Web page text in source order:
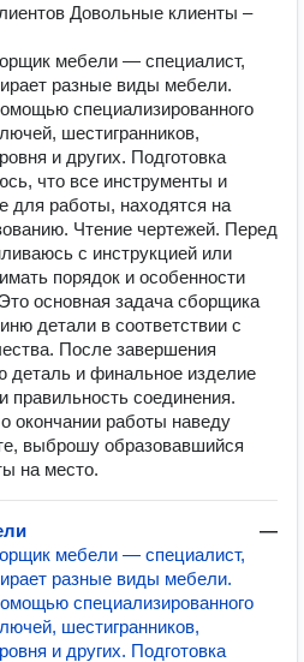
Довольные клиенты –
мебели — специалист,
разные виды мебели.
специализированного
шестигранников,
и других. Подготовка
что все инструменты и
для работы, находятся на
Чтение чертежей. Перед
с инструкцией или
порядок и особенности
основная задача сборщика
детали в соответствии с
После завершения
деталь и финальное изделие
правильность соединения.
окончании работы наведу
выброшу образовавшийся
на место.
—
мебели — специалист,
разные виды мебели.
специализированного
шестигранников,
и других. Подготовка